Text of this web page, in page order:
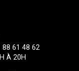
88 61 48 62
À 20H